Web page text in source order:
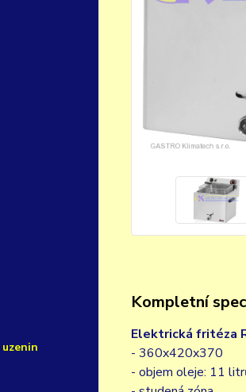
Kompletní
Elektrická fritéza
- 360x420x370
- objem oleje: 11